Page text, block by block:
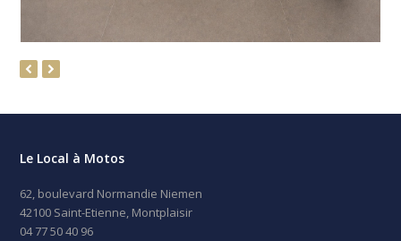
previous
Le Local à Motos
62, boulevard Normandie Niemen
42100 Saint-Etienne, Montplaisir
04 77 50 40 96